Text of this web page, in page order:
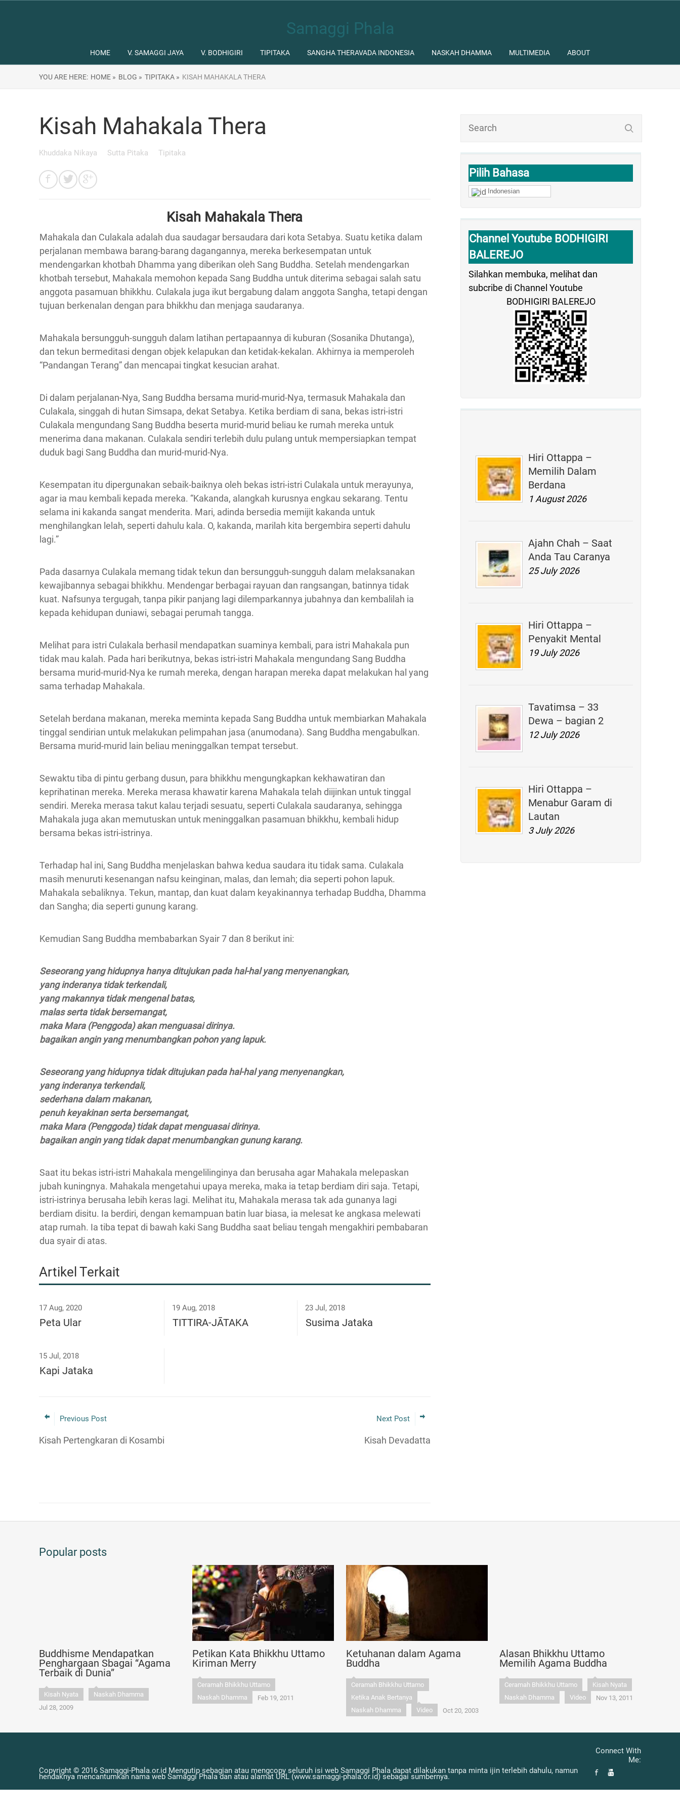
Samaggi Phala
HOME V. SAMAGGI JAYA V. BODHIGIRI TIPITAKA SANGHA THERAVADA INDONESIA NASKAH DHAMMA MULTIMEDIA ABOUT
YOU ARE HERE: HOME » BLOG » TIPITAKA » KISAH MAHAKALA THERA
Pilih Bahasa
Indonesian
Channel Youtube BODHIGIRI
BALEREJO
Silahkan membuka, melihat dan
subcribe di Channel Youtube
BODHIGIRI BALEREJO
Hiri Ottappa –
Memilih Dalam
Berdana
1 August 2026
Ajahn Chah – Saat
Anda Tau Caranya
25 July 2026
Hiri Ottappa –
Penyakit Mental
19 July 2026
Tavatimsa – 33
Dewa – bagian 2
12 July 2026
Hiri Ottappa –
Menabur Garam di
Lautan
3 July 2026
Kisah Mahakala Thera
Khuddaka Nikaya Sutta Pitaka Tipitaka
Kisah Mahakala Thera
Mahakala dan Culakala adalah dua saudagar bersaudara dari kota Setabya. Suatu ketika dalam
perjalanan membawa barang-barang dagangannya, mereka berkesempatan untuk
mendengarkan khotbah Dhamma yang diberikan oleh Sang Buddha. Setelah mendengarkan
khotbah tersebut, Mahakala memohon kepada Sang Buddha untuk diterima sebagai salah satu
anggota pasamuan bhikkhu. Culakala juga ikut bergabung dalam anggota Sangha, tetapi dengan
tujuan berkenalan dengan para bhikkhu dan menjaga saudaranya.
Mahakala bersungguh-sungguh dalam latihan pertapaannya di kuburan (Sosanika Dhutanga),
dan tekun bermeditasi dengan objek kelapukan dan ketidak-kekalan. Akhirnya ia memperoleh
“Pandangan Terang” dan mencapai tingkat kesucian arahat.
Di dalam perjalanan-Nya, Sang Buddha bersama murid-murid-Nya, termasuk Mahakala dan
Culakala, singgah di hutan Simsapa, dekat Setabya. Ketika berdiam di sana, bekas istri-istri
Culakala mengundang Sang Buddha beserta murid-murid beliau ke rumah mereka untuk
menerima dana makanan. Culakala sendiri terlebih dulu pulang untuk mempersiapkan tempat
duduk bagi Sang Buddha dan murid-murid-Nya.
Kesempatan itu dipergunakan sebaik-baiknya oleh bekas istri-istri Culakala untuk merayunya,
agar ia mau kembali kepada mereka. “Kakanda, alangkah kurusnya engkau sekarang. Tentu
selama ini kakanda sangat menderita. Mari, adinda bersedia memijit kakanda untuk
menghilangkan lelah, seperti dahulu kala. O, kakanda, marilah kita bergembira seperti dahulu
lagi.”
Pada dasarnya Culakala memang tidak tekun dan bersungguh-sungguh dalam melaksanakan
kewajibannya sebagai bhikkhu. Mendengar berbagai rayuan dan rangsangan, batinnya tidak
kuat. Nafsunya tergugah, tanpa pikir panjang lagi dilemparkannya jubahnya dan kembalilah ia
kepada kehidupan duniawi, sebagai perumah tangga.
Melihat para istri Culakala berhasil mendapatkan suaminya kembali, para istri Mahakala pun
tidak mau kalah. Pada hari berikutnya, bekas istri-istri Mahakala mengundang Sang Buddha
bersama murid-murid-Nya ke rumah mereka, dengan harapan mereka dapat melakukan hal yang
sama terhadap Mahakala.
Setelah berdana makanan, mereka meminta kepada Sang Buddha untuk membiarkan Mahakala
tinggal sendirian untuk melakukan pelimpahan jasa (anumodana). Sang Buddha mengabulkan.
Bersama murid-murid lain beliau meninggalkan tempat tersebut.
Sewaktu tiba di pintu gerbang dusun, para bhikkhu mengungkapkan kekhawatiran dan
keprihatinan mereka. Mereka merasa khawatir karena Mahakala telah diijinkan untuk tinggal
sendiri. Mereka merasa takut kalau terjadi sesuatu, seperti Culakala saudaranya, sehingga
Mahakala juga akan memutuskan untuk meninggalkan pasamuan bhikkhu, kembali hidup
bersama bekas istri-istrinya.
Terhadap hal ini, Sang Buddha menjelaskan bahwa kedua saudara itu tidak sama. Culakala
masih menuruti kesenangan nafsu keinginan, malas, dan lemah; dia seperti pohon lapuk.
Mahakala sebaliknya. Tekun, mantap, dan kuat dalam keyakinannya terhadap Buddha, Dhamma
dan Sangha; dia seperti gunung karang.
Kemudian Sang Buddha membabarkan Syair 7 dan 8 berikut ini:
Seseorang yang hidupnya hanya ditujukan pada hal-hal yang menyenangkan,
yang inderanya tidak terkendali,
yang makannya tidak mengenal batas,
malas serta tidak bersemangat,
maka Mara (Penggoda) akan menguasai dirinya.
bagaikan angin yang menumbangkan pohon yang lapuk.
Seseorang yang hidupnya tidak ditujukan pada hal-hal yang menyenangkan,
yang inderanya terkendali,
sederhana dalam makanan,
penuh keyakinan serta bersemangat,
maka Mara (Penggoda) tidak dapat menguasai dirinya.
bagaikan angin yang tidak dapat menumbangkan gunung karang.
Saat itu bekas istri-istri Mahakala mengelilinginya dan berusaha agar Mahakala melepaskan
jubah kuningnya. Mahakala mengetahui upaya mereka, maka ia tetap berdiam diri saja. Tetapi,
istri-istrinya berusaha lebih keras lagi. Melihat itu, Mahakala merasa tak ada gunanya lagi
berdiam disitu. Ia berdiri, dengan kemampuan batin luar biasa, ia melesat ke angkasa melewati
atap rumah. Ia tiba tepat di bawah kaki Sang Buddha saat beliau tengah mengakhiri pembabaran
dua syair di atas.
Artikel Terkait
17 Aug, 2020
Peta Ular
19 Aug, 2018
TITTIRA-JĀTAKA
23 Jul, 2018
Susima Jataka
15 Jul, 2018
Kapi Jataka
Previous Post
Kisah Pertengkaran di Kosambi
Next Post
Kisah Devadatta
Popular posts
Buddhisme Mendapatkan
Penghargaan Sbagai “Agama
Terbaik di Dunia”
Kisah Nyata
Naskah Dhamma
Jul 28, 2009
Petikan Kata Bhikkhu Uttamo
Kiriman Merry
Ceramah Bhikkhu Uttamo
Naskah Dhamma
Feb 19, 2011
Ketuhanan dalam Agama
Buddha
Ceramah Bhikkhu Uttamo
Ketika Anak Bertanya
Naskah Dhamma
Video Oct 20, 2003
Alasan Bhikkhu Uttamo
Memilih Agama Buddha
Ceramah Bhikkhu Uttamo
Kisah Nyata
Naskah Dhamma
Video Nov 13, 2011
Copyright © 2016 Samaggi-Phala.or.id Mengutip sebagian atau mengcopy seluruh isi web Samaggi Phala dapat dilakukan tanpa minta ijin terlebih dahulu, namun
hendaknya mencantumkan nama web Samaggi Phala dan atau alamat URL (www.samaggi-phala.or.id) sebagai sumbernya.
Connect With
Me: